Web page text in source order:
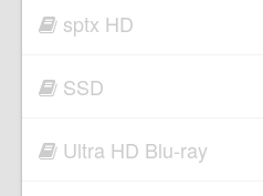
sptx HD
SSD
Ultra HD Blu-ray